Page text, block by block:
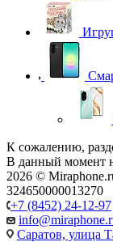
К сожалению,
В данный момент
2026 ©
324650000013270
+7 (8452) 24-12-97
Саратов, улица